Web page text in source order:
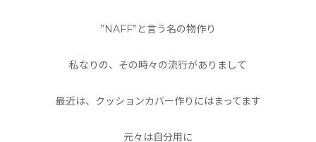
”NAFF”と言う名の物作り
私なりの、その時々の流行がありまして
最近は、クッションカバー作りにはまってます
元々は自分用に